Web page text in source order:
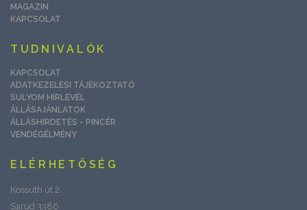
MAGAZIN
KAPCSOLAT
TUDNIVALÓK
KAPCSOLAT
ADATKEZELÉSI TÁJÉKOZTATÓ
SULYOM HÍRLEVÉL
ÁLLÁSAJÁNLATOK
ÁLLÁSHIRDETÉS - PINCÉR
VENDÉGÉLMÉNY
ELÉRHETŐSÉG
Kossuth út 2.,
Sarud 3386